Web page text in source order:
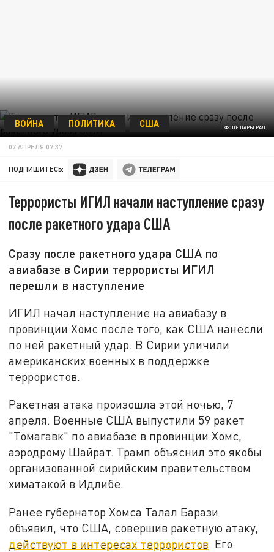
ФОТО: ЦАРЬГРАД
ВОЙНА ПОЛИТИКА США
07 АПРЕЛЯ 07:37
ПОДПИШИТЕСЬ:
Террористы ИГИЛ начали наступление сразу
после ракетного удара США
Сразу после ракетного удара США по
авиабазе в Сирии террористы ИГИЛ
перешли в наступление
ИГИЛ начал наступление на авиабазу в
провинции Хомс после того, как США нанесли
по ней ракетный удар. В Сирии уличили
американских военных в поддержке
террористов.
Ракетная атака произошла этой ночью, 7
апреля. Военные США выпустили 59 ракет
"Томагавк" по авиабазе в провинции Хомс,
аэродрому Шайрат. Трамп объяснил это якобы
организованной сирийским правительством
химатакой в Идлибе.
Ранее губернатор Хомса Талал Барази
объявил, что США, совершив ракетную атаку,
действуют в интересах террористов. Его